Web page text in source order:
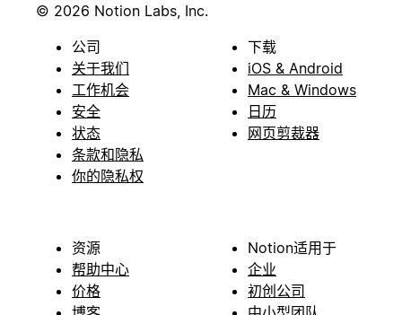
© 2026 Notion Labs, Inc.
公司
关于我们
工作机会
安全
状态
条款和隐私
你的隐私权
下载
iOS & Android
Mac & Windows
日历
网页剪裁器
资源
帮助中心
价格
Notion适用于
企业
初创公司